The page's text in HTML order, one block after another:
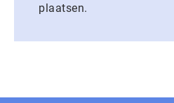
plaatsen.